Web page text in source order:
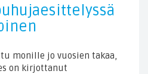
monille jo vuosien takaa,
on kirjottanut